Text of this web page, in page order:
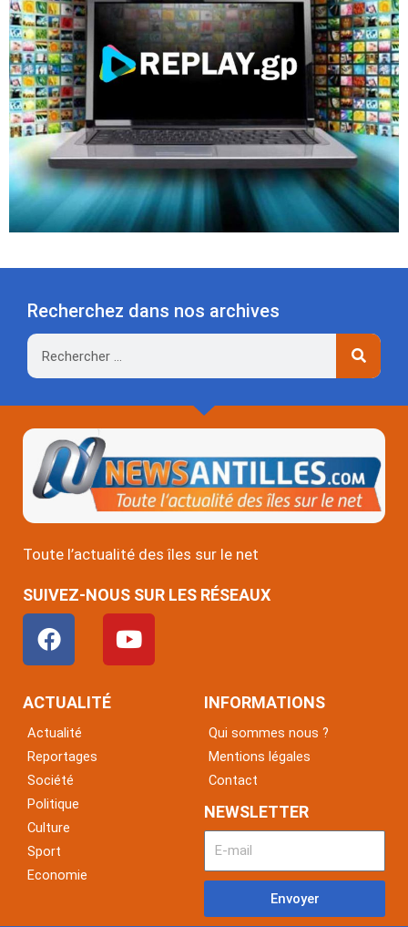
Recherchez dans nos archives
Rechercher
Toute l’actualité des îles sur le net
SUIVEZ-NOUS SUR LES RÉSEAUX
F
a
c
e
o
o
k
Y
o
u
ACTUALITÉ
Actualité
Reportages
Société
Politique
Culture
Sport
Economie
INFORMATIONS
Qui sommes nous ?
Mentions légales
Contact
NEWSLETTER
Envoyer